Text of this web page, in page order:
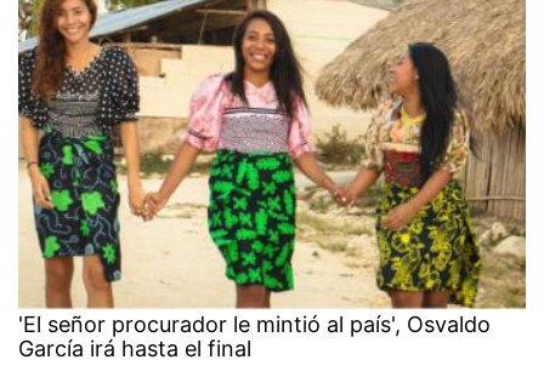
'El señor procurador le mintió al país', Osvaldo
García irá hasta el final